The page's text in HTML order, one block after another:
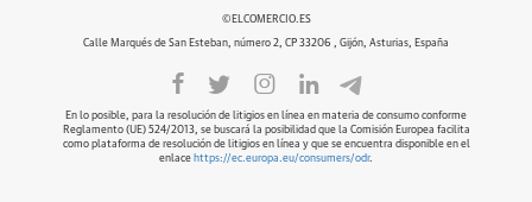
©ELCOMERCIO.ES
Calle Marqués de San Esteban, número 2, CP 33206 , Gijón, Asturias, España
En lo posible, para la resolución de litigios en línea en materia de consumo conforme
Reglamento (UE) 524/2013, se buscará la posibilidad que la Comisión Europea facilita
como plataforma de resolución de litigios en línea y que se encuentra disponible en el
enlace https://ec.europa.eu/consumers/odr.